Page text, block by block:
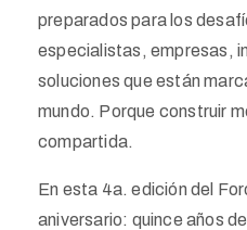
preparados para los
especialistas, empresas,
soluciones que están
mundo. Porque construir
compartida.
En esta 4a. edición del
aniversario: quince años